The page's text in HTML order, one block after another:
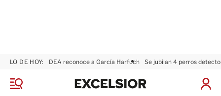
M
LO DE HOY: DEA reconoce a García Harfuch Se jubilan 4 perros
I
x